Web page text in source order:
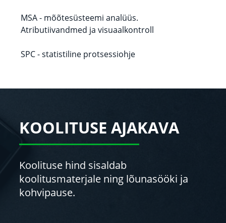
MSA - mõõtesüsteemi analüüs.
Atributiivandmed ja visuaalkontroll
SPC - statistiline protsessiohje
KOOLITUSE AJAKAVA
Koolituse hind sisaldab
koolitusmaterjale ning lõunasööki ja
kohvipause.